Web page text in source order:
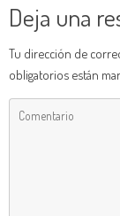
Deja una
Tu dirección de
obligatorios están